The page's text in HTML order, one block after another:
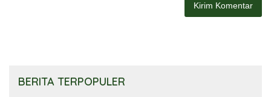
BERITA TERPOPULER